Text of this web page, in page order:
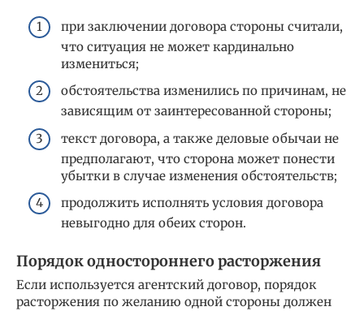
при заключении договора стороны считали,
что ситуация не может кардинально
измениться;
обстоятельства изменились по причинам, не
зависящим от заинтересованной стороны;
текст договора, а также деловые обычаи не
предполагают, что сторона может понести
убытки в случае изменения обстоятельств;
продолжить исполнять условия договора
невыгодно для обеих сторон.
Порядок одностороннего расторжения
Если используется агентский договор, порядок
расторжения по желанию одной стороны должен